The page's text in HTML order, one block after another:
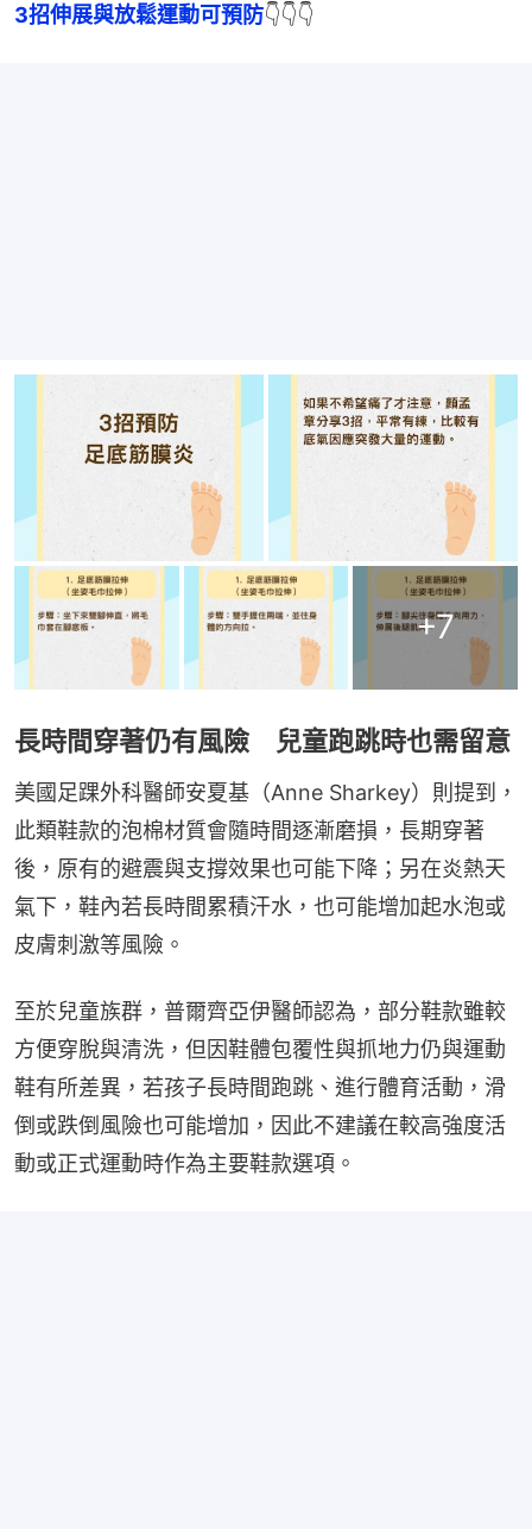
3招伸展與放鬆運動可預防👇👇👇
+7
長時間穿著仍有風險 兒童跑跳時也需留意
美國足踝外科醫師安夏基（Anne Sharkey）則提到，
此類鞋款的泡棉材質會隨時間逐漸磨損，長期穿著
後，原有的避震與支撐效果也可能下降；另在炎熱天
氣下，鞋內若長時間累積汗水，也可能增加起水泡或
皮膚刺激等風險。
至於兒童族群，普爾齊亞伊醫師認為，部分鞋款雖較
方便穿脫與清洗，但因鞋體包覆性與抓地力仍與運動
鞋有所差異，若孩子長時間跑跳、進行體育活動，滑
倒或跌倒風險也可能增加，因此不建議在較高強度活
動或正式運動時作為主要鞋款選項。